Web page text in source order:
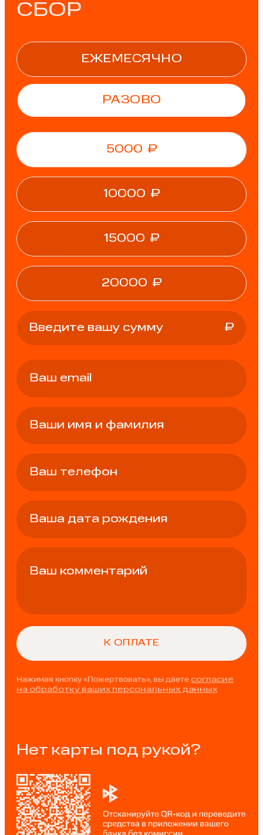
СБОР
ЕЖЕМЕСЯЧНО
РАЗОВО
5000 ₽
10000 ₽
15000 ₽
20000 ₽
₽
Нажимая кнопку «Пожертвовать», вы даете согласие
на обработку ваших персональных данных
Нет карты под рукой?